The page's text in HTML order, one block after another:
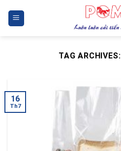
TAG ARCHIVES:
16
Th7